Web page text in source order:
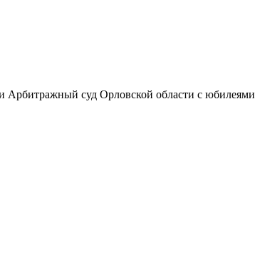
Арбитражный суд Орловской области с юбилеями